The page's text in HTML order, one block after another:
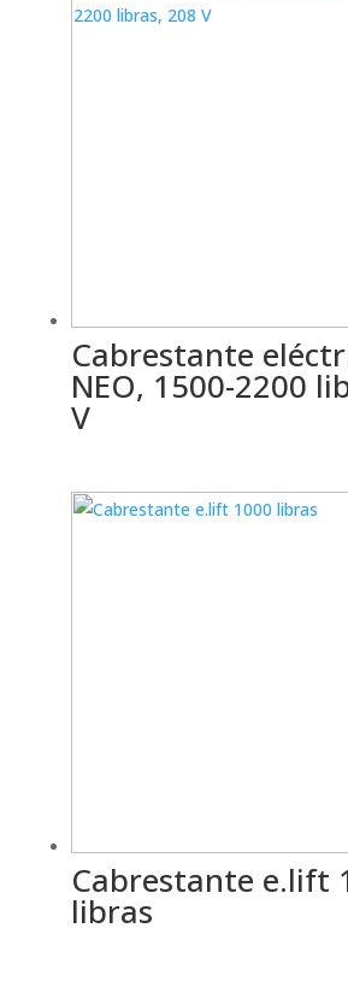
Cabrestante
NEO, 1500-2200
V
Cabrestante e.lift
libras